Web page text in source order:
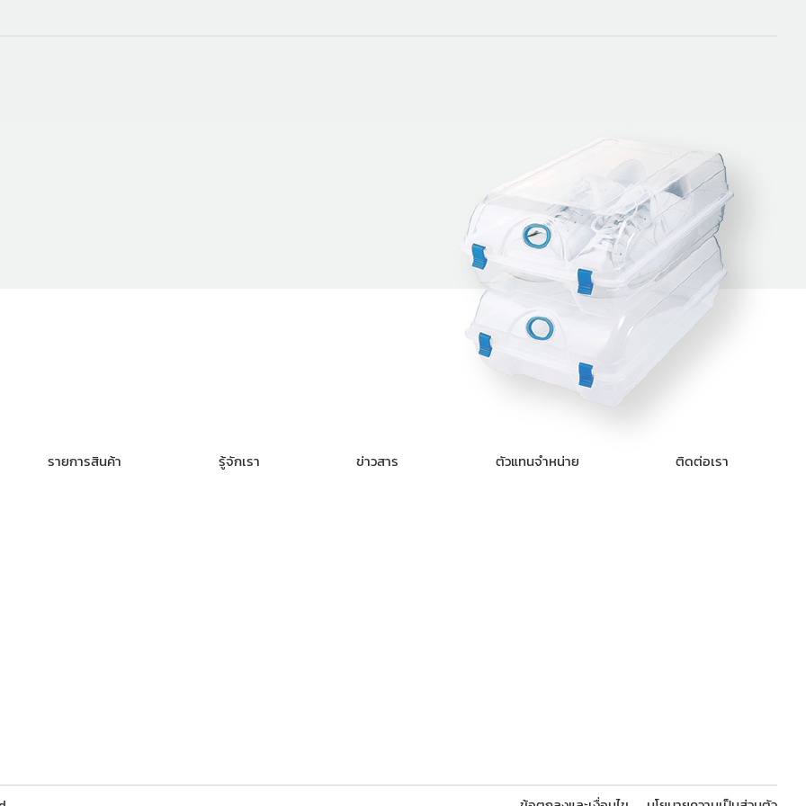
รายการสินค้า รู้จักเรา ข่าวสาร ตัวแทนจำหน่าย ติดต่อเรา